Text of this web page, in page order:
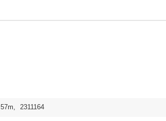
, 2311164